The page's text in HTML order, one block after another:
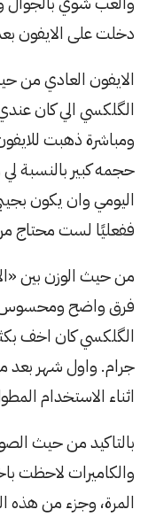
دخلت على الايفون بعد ٣ سنين من تركي
الايفون العادي من
الگلكسي الي كان
حجمه كبير بالنسبة
اليومي وان يكون
ففعليًا لست محتاج
فرق واضح ومحسوس
جرام. واول شهر بعد
اثناء الاستخدام
بالتاكيد من حيث
والكاميرات لاحظت
المرة، وجزء من